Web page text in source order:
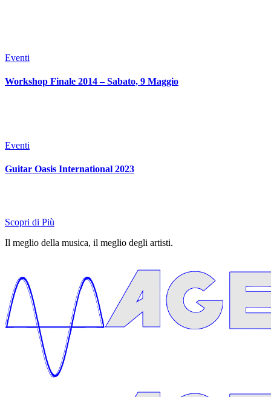
Eventi
Workshop Finale 2014 – Sabato, 9 Maggio
Eventi
Guitar Oasis International 2023
Scopri di Più
Il meglio della musica, il meglio degli artisti.